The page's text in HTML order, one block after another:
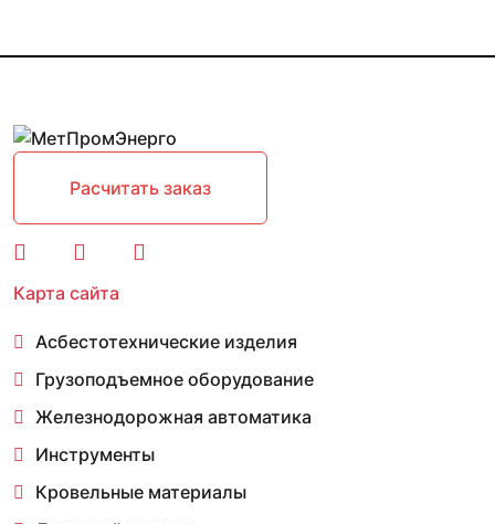
Расчитать заказ
Карта сайта
Асбестотехнические изделия
Грузоподъемное оборудование
Железнодорожная автоматика
Инструменты
Кровельные материалы